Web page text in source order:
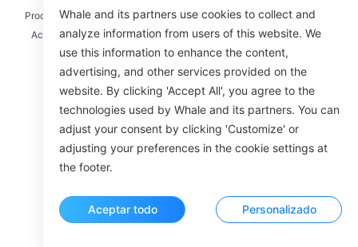
Proceso de reembolso
Acerca de nosotros
ROOM
Whale and its partners use cookies to collect and
analyze information from users of this website. We
use this information to enhance the content,
advertising, and other services provided on the
website. By clicking 'Accept All', you agree to the
technologies used by Whale and its partners. You can
adjust your consent by clicking 'Customize' or
adjusting your preferences in the cookie settings at
the footer.
Aceptar todo Personalizado